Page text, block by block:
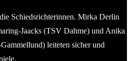
Schiedsrichterinnen. Mirka Derlin
Jaacks (TSV Dahme) und Anika
leiteten sicher und